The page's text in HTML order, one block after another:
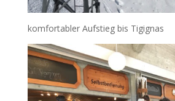
komfortabler Aufstieg bis Tigignas